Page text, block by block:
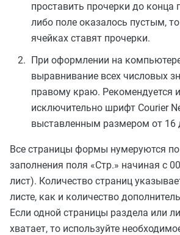
проставить прочерки до конца
либо поле оказалось пустым, то
ячейках ставят прочерки.
При оформлении на компьютере
выравнивание всех числовых
правому краю. Рекомендуется
исключительно шрифт Courier
выставленным размером от 16
Все страницы формы нумеруются
заполнения поля «Стр.» начиная с
лист). Количество страниц
листе, как и количество
Если одной страницы раздела или
хватает, то используйте